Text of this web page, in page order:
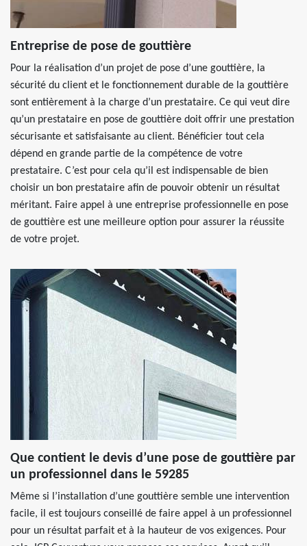
Entreprise de pose de gouttière
Pour la réalisation d’un projet de pose d’une gouttière, la
sécurité du client et le fonctionnement durable de la gouttière
sont entièrement à la charge d’un prestataire. Ce qui veut dire
qu’un prestataire en pose de gouttière doit offrir une prestation
sécurisante et satisfaisante au client. Bénéficier tout cela
dépend en grande partie de la compétence de votre
prestataire. C’est pour cela qu’il est indispensable de bien
choisir un bon prestataire afin de pouvoir obtenir un résultat
méritant. Faire appel à une entreprise professionnelle en pose
de gouttière est une meilleure option pour assurer la réussite
de votre projet.
Que contient le devis d’une pose de gouttière par
un professionnel dans le 59285
Même si l’installation d’une gouttière semble une intervention
facile, il est toujours conseillé de faire appel à un professionnel
pour un résultat parfait et à la hauteur de vos exigences. Pour